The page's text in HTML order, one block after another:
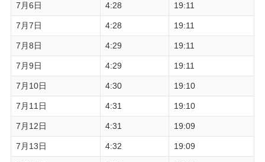
7月6日 4:28 19:11
7月7日 4:28 19:11
7月8日 4:29 19:11
7月9日 4:29 19:11
7月10日 4:30 19:10
7月11日 4:31 19:10
7月12日 4:31 19:09
7月13日 4:32 19:09